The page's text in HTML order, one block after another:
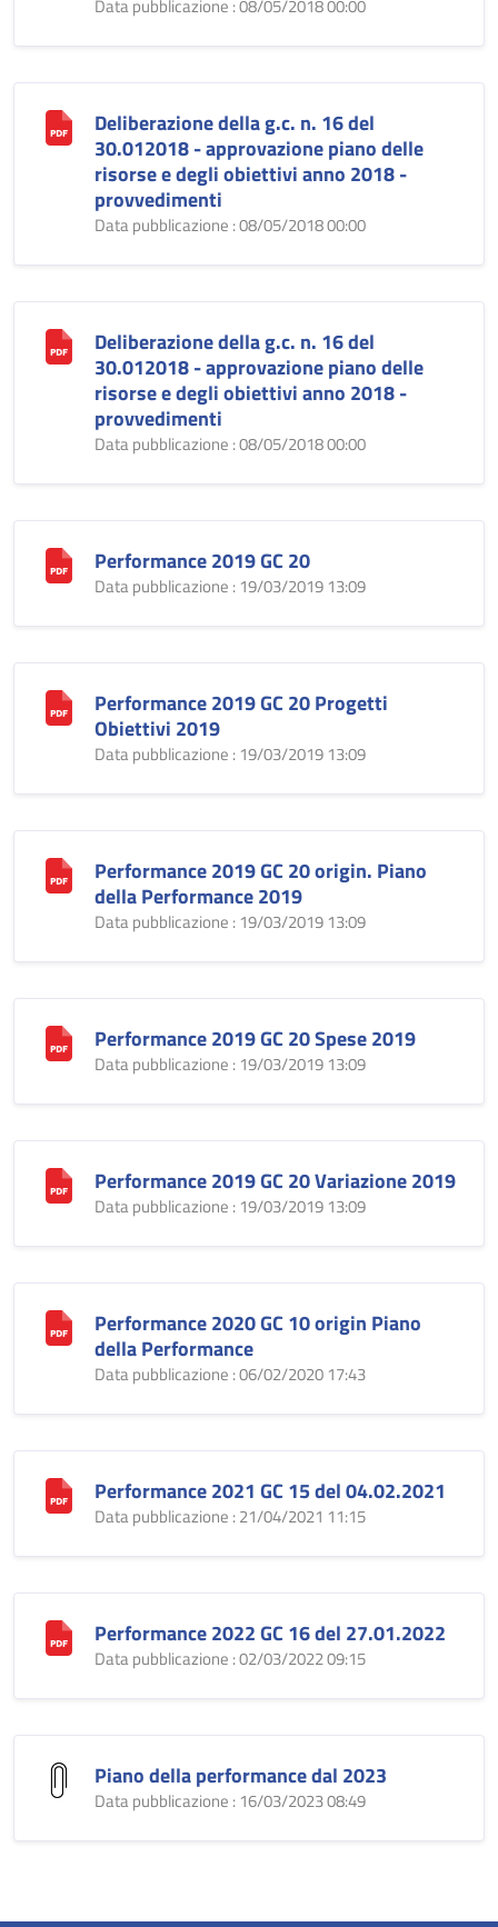
Data pubblicazione : 08/05/2018 00:00
Deliberazione della g.c. n. 16 del
30.012018 - approvazione piano delle
risorse e degli obiettivi anno 2018 -
provvedimenti
Data pubblicazione : 08/05/2018 00:00
Deliberazione della g.c. n. 16 del
30.012018 - approvazione piano delle
risorse e degli obiettivi anno 2018 -
provvedimenti
Data pubblicazione : 08/05/2018 00:00
Performance 2019 GC 20
Data pubblicazione : 19/03/2019 13:09
Performance 2019 GC 20 Progetti
Obiettivi 2019
Data pubblicazione : 19/03/2019 13:09
Performance 2019 GC 20 origin. Piano
della Performance 2019
Data pubblicazione : 19/03/2019 13:09
Performance 2019 GC 20 Spese 2019
Data pubblicazione : 19/03/2019 13:09
Performance 2019 GC 20 Variazione 2019
Data pubblicazione : 19/03/2019 13:09
Performance 2020 GC 10 origin Piano
della Performance
Data pubblicazione : 06/02/2020 17:43
Performance 2021 GC 15 del 04.02.2021
Data pubblicazione : 21/04/2021 11:15
Performance 2022 GC 16 del 27.01.2022
Data pubblicazione : 02/03/2022 09:15
Piano della performance dal 2023
Data pubblicazione : 16/03/2023 08:49